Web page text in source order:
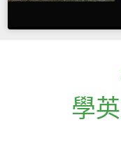
學